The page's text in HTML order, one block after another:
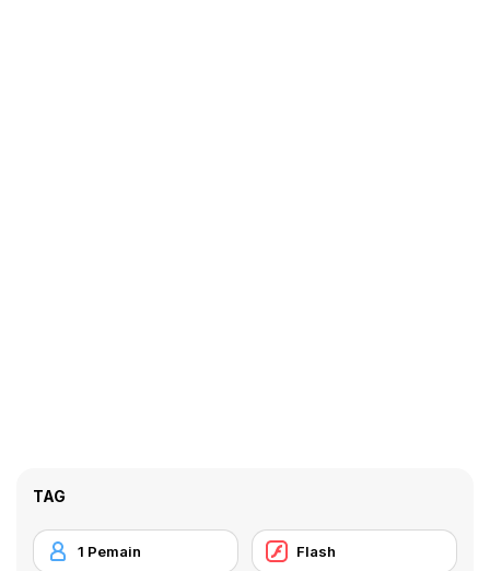
TAG
1 Pemain Flash